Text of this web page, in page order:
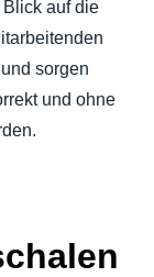
auf die
sorgen
und ohne